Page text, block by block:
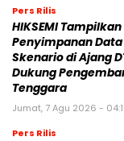
Pers Rilis
HIKSEMI
Penyimpanan
Skenario di Ajang
Dukung
Tenggara
Jumat, 7 Agu 2026 -
Pers Rilis